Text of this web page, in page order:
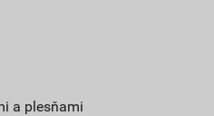
a plesňami